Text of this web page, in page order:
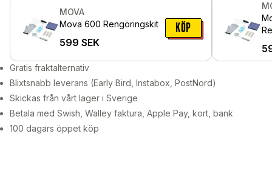
MOVA
Mova 600 Rengöringskit
599 SEK
KÖP
Gratis fraktalternativ
Blixtsnabb leverans (Early Bird, Instabox, PostNord)
Skickas från vårt lager i Sverige
Betala med Swish, Walley faktura, Apple Pay, kort, bank
100 dagars öppet köp